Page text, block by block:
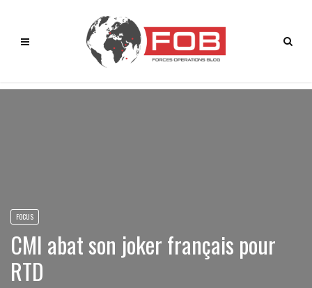
FOCUS
CMI abat son joker français pour
RTD